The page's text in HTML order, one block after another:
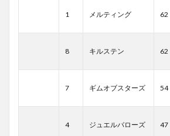
1 メルティング 62
8 キルステン 62
7 ギムオブスターズ 54
4 ジュエルバローズ 47